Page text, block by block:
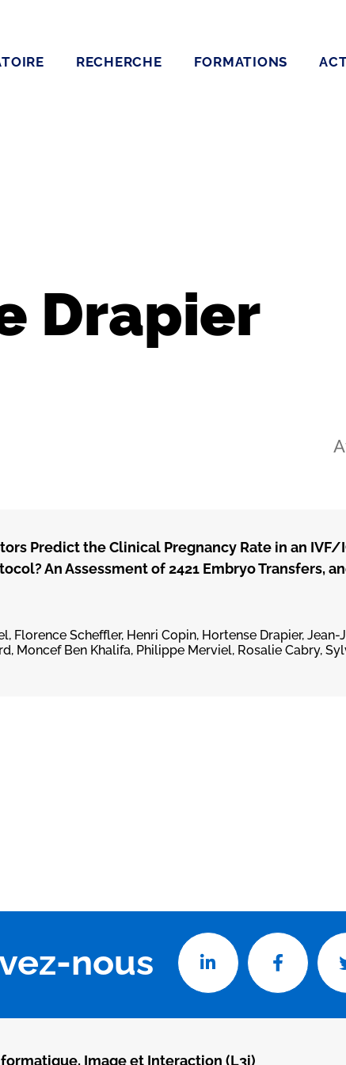
RECHERCHE FORMATIONS
Drapier
Predict the Clinical Pregnancy Rate in an IVF/
An Assessment of 2421 Embryo Transfers,
Florence Scheffler, Henri Copin, Hortense Drapier, Jean-
Moncef Ben Khalifa, Philippe Merviel, Rosalie Cabry,
nous
Image et Interaction (L3i)